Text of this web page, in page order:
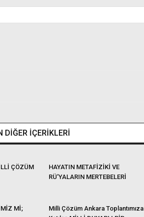
DİĞER İÇERİKLERİ
ÇÖZÜM
HAYATIN METAFİZİKİ VE
RÜ’YALARIN MERTEBELERİ
Mİ;
Milli Çözüm Ankara Toplantımıza